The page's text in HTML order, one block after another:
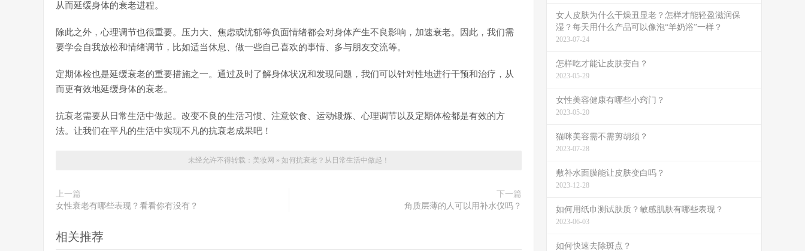
从而延缓身体的衰老进程。
除此之外，心理调节也很重要。压力大、焦虑或忧郁等负面情绪都会对身体产生不良影响，加速衰老。因此，我们需
要学会自我放松和情绪调节，比如适当休息、做一些自己喜欢的事情、多与朋友交流等。
定期体检也是延缓衰老的重要措施之一。通过及时了解身体状况和发现问题，我们可以针对性地进行干预和治疗，从
而更有效地延缓身体的衰老。
抗衰老需要从日常生活中做起。改变不良的生活习惯、注意饮食、运动锻炼、心理调节以及定期体检都是有效的方
法。让我们在平凡的生活中实现不凡的抗衰老成果吧！
未经允许不得转载： 美妆网 » 如何抗衰老？从日常生活中做起！
上一篇
女性衰老有哪些表现？看看你有没有？
下一篇
角质层薄的人可以用补水仪吗？
相关推荐
女人皮肤为什么干燥丑显老？怎样才能轻盈滋润保
湿？每天用什么产品可以像泡“羊奶浴”一样？
2023-07-24
怎样吃才能让皮肤变白？
2023-05-29
女性美容健康有哪些小窍门？
2023-05-20
猫咪美容需不需剪胡须？
2023-07-28
敷补水面膜能让皮肤变白吗？
2023-12-28
如何用纸巾测试肤质？敏感肌肤有哪些表现？
2023-06-03
如何快速去除斑点？